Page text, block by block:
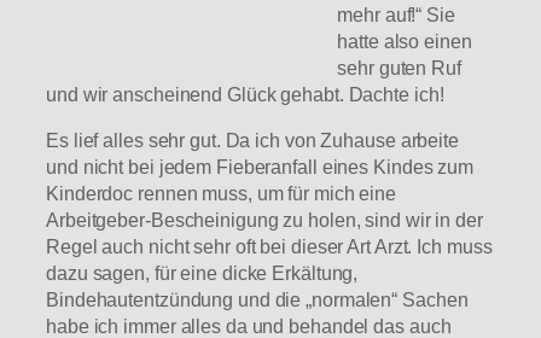
mehr auf!“ Sie
hatte also einen
sehr guten Ruf
und wir anscheinend Glück gehabt. Dachte ich!
Es lief alles sehr gut. Da ich von Zuhause arbeite
und nicht bei jedem Fieberanfall eines Kindes zum
Kinderdoc rennen muss, um für mich eine
Arbeitgeber-Bescheinigung zu holen, sind wir in der
Regel auch nicht sehr oft bei dieser Art Arzt. Ich muss
dazu sagen, für eine dicke Erkältung,
Bindehautentzündung und die „normalen“ Sachen
habe ich immer alles da und behandel das auch